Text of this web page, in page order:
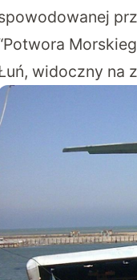
widoczny na